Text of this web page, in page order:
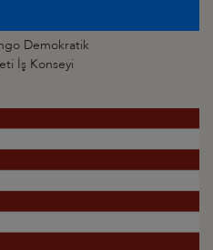
Demokratik
İş Konseyi